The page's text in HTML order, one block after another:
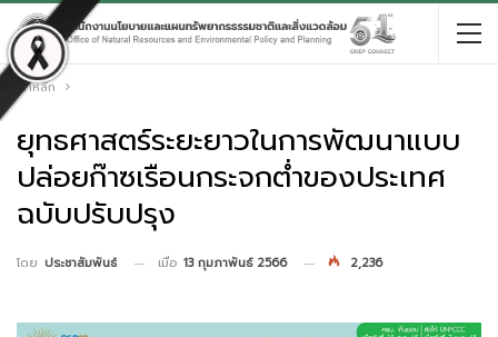
หน้าหลัก
ยุทธศาสตร์ระยะยาวในการพัฒนาแบบ
ปล่อยก๊าซเรือนกระจกต่ำของประเทศ
ฉบับปรับปรุง
โดย ประชาสัมพันธ์ เมื่อ 13 กุมภาพันธ์ 2566 2,236